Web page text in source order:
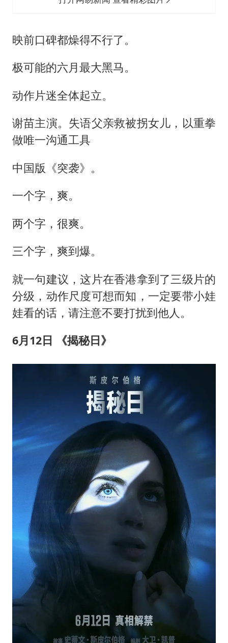
映前口碑都燥得不行了。
极可能的六月最大黑马。
动作片迷全体起立。
谢苗主演。失语父亲救被拐女儿，以重拳
做唯一沟通工具
中国版《突袭》。
一个字，爽。
两个字，很爽。
三个字，爽到爆。
就一句建议，这片在香港拿到了三级片的
分级，动作尺度可想而知，一定要带小娃
娃看的话，请注意不要打扰到他人。
6月12日 《揭秘日》